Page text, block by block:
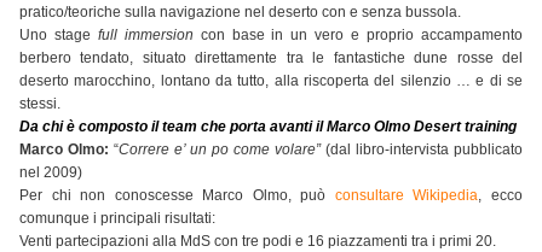
pratico/teoriche sulla navigazione nel deserto con e senza bussola.
Uno stage full immersion con base in un vero e proprio accampamento
berbero tendato, situato direttamente tra le fantastiche dune rosse del
deserto marocchino, lontano da tutto, alla riscoperta del silenzio … e di se
stessi.
Da chi è composto il team che porta avanti il Marco Olmo Desert training
Marco Olmo: “Correre e’ un po come volare”(dal libro-intervista pubblicato
nel 2009)
Per chi non conoscesse Marco Olmo, può consultare Wikipedia, ecco
comunque i principali risultati:
Venti partecipazioni alla MdS con tre podi e 16 piazzamenti tra i primi 20.